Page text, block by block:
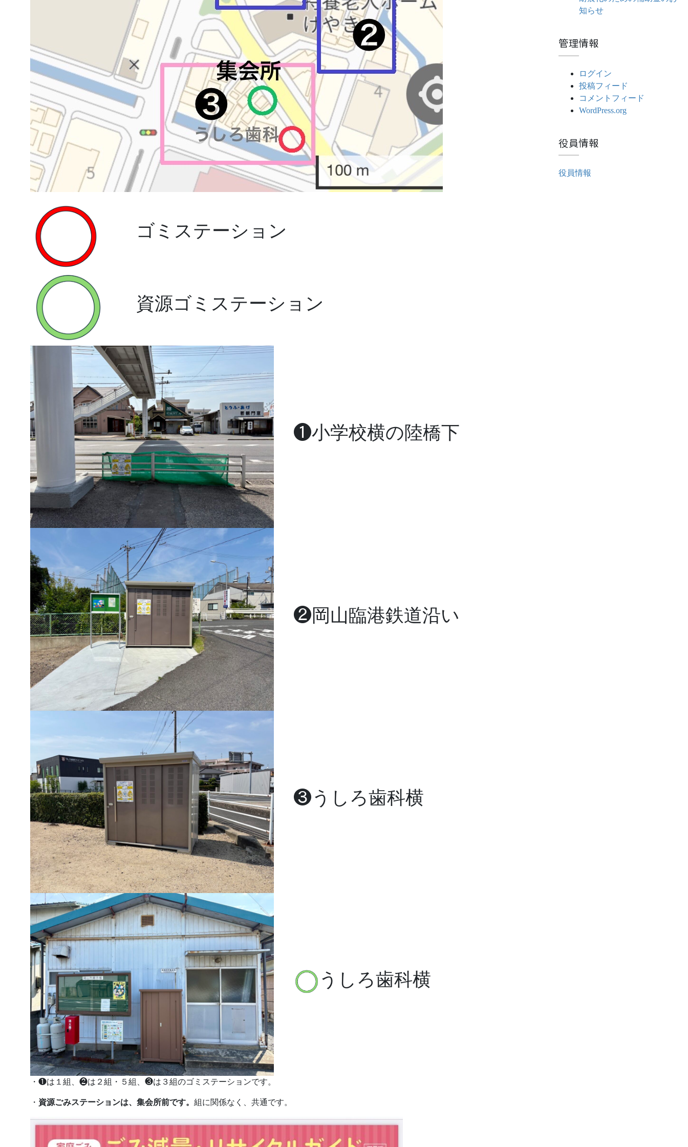
ゴミステーション
資源ゴミステーション
❶小学校横の陸橋下
❷岡山臨港鉄道沿い
❸うしろ歯科横
うしろ歯科横
・❶は１組、❷は２組・５組、❸は３組のゴミステーションです。
・ 資源ごみステーションは、集会所前です。組に関係なく、共通です。
知らせ
管理情報
ログイン
投稿フィード
コメントフィード
WordPress.org
役員情報
役員情報